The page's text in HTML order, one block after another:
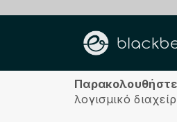
Σχετικά με
λογισμικό